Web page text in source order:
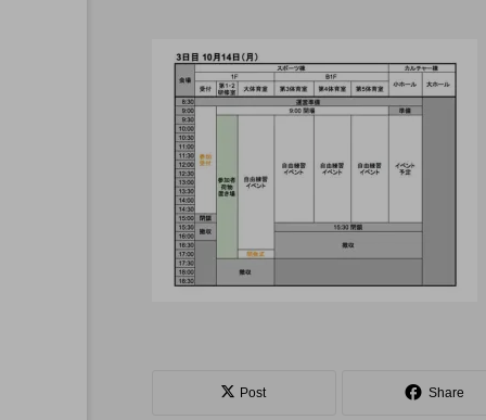
シガーボックス ハット
Post Share